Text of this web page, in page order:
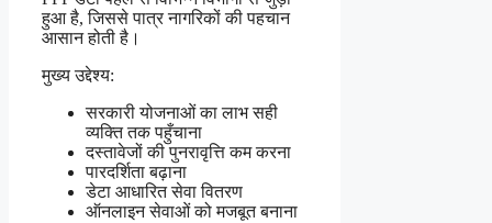
हुआ है, जिससे पात्र नागरिकों की पहचान
आसान होती है।
मुख्य उद्देश्य:
सरकारी योजनाओं का लाभ सही
व्यक्ति तक पहुँचाना
दस्तावेजों की पुनरावृत्ति कम करना
पारदर्शिता बढ़ाना
डेटा आधारित सेवा वितरण
ऑनलाइन सेवाओं को मजबूत बनाना